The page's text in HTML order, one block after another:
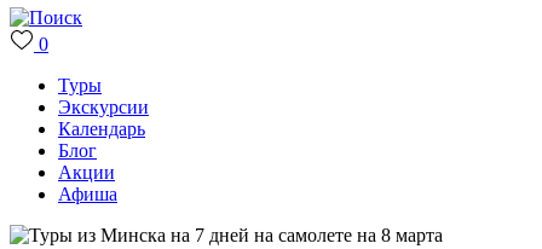
0
Туры
Экскурсии
Календарь
Блог
Акции
Афиша